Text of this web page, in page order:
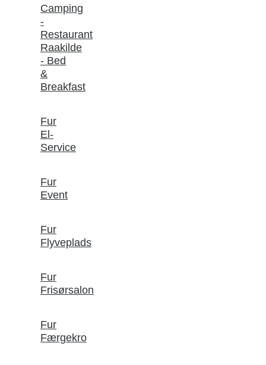
Camping
-
Restaurant
Raakilde
- Bed
&
Breakfast
Fur
El-
Service
Fur
Event
Fur
Flyveplads
Fur
Frisørsalon
Fur
Færgekro